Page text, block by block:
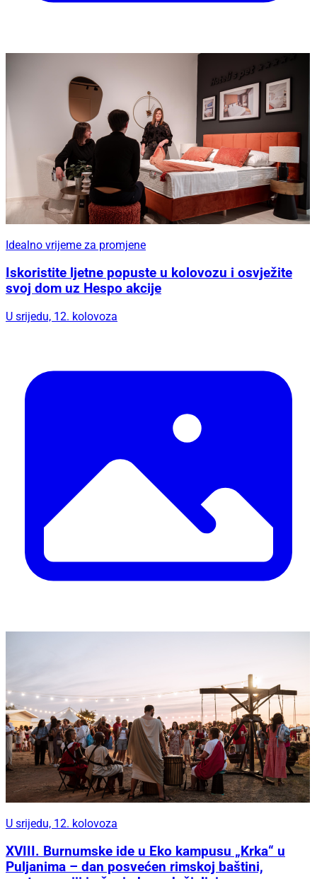
Idealno vrijeme za promjene
Iskoristite ljetne popuste u kolovozu i osvježite
svoj dom uz Hespo akcije
U srijedu, 12. kolovoza
U srijedu, 12. kolovoza
XVIII. Burnumske ide u Eko kampusu „Krka“ u
Puljanima – dan posvećen rimskoj baštini,